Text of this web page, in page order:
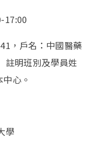
17:00
，戶名：中國醫藥
註明班別及學員姓
心。
學